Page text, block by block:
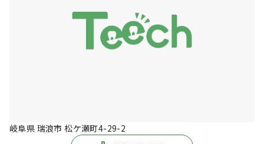
岐阜県 瑞浪市 松ケ瀬町4-29-2